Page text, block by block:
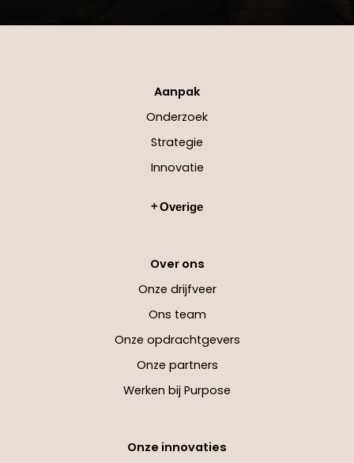
Aanpak
Onderzoek
Strategie
Innovatie
Overige
Over ons
Onze drijfveer
Ons team
Onze opdrachtgevers
Onze partners
Werken bij Purpose
Onze innovaties